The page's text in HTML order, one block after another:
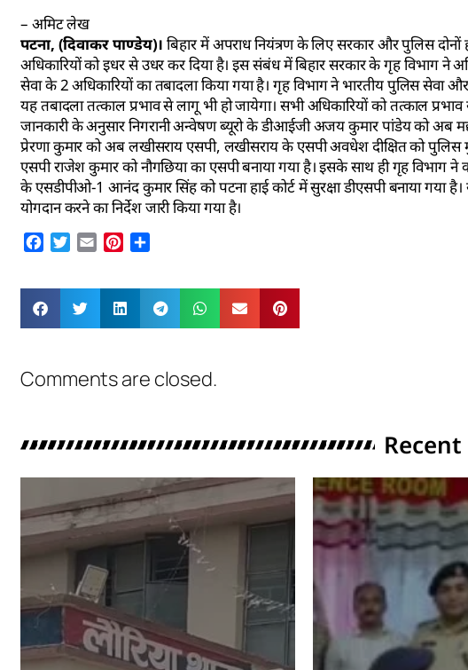
– अमिट लेख
पटना, (दिवाकर पाण्डेय)। बिहार में अपराध नियंत्रण के लिए सरकार और पुलिस
अधिकारियों को इधर से उधर कर दिया है। इस संबंध में बिहार सरकार के गृह विभाग ने
सेवा के 2 अधिकारियों का तबादला किया गया है। गृह विभाग ने भारतीय पुलिस सेवा
यह तबादला तत्काल प्रभाव से लागू भी हो जायेगा। सभी अधिकारियों को तत्काल
जानकारी के अनुसार निगरानी अन्वेषण ब्यूरो के डीआईजी अजय कुमार पांडेय को अब
प्रेरणा कुमार को अब लखीसराय एसपी, लखीसराय के एसपी अवधेश दीक्षित को पुलिस
एसपी राजेश कुमार को नौगछिया का एसपी बनाया गया है। इसके साथ ही गृह विभाग
के एसडीपीओ-1 आनंद कुमार सिंह को पटना हाई कोर्ट में सुरक्षा डीएसपी बनाया गया
योगदान करने का निर्देश जारी किया गया है।
Facebook
Twitter
Email Pinterest
Comments are closed.